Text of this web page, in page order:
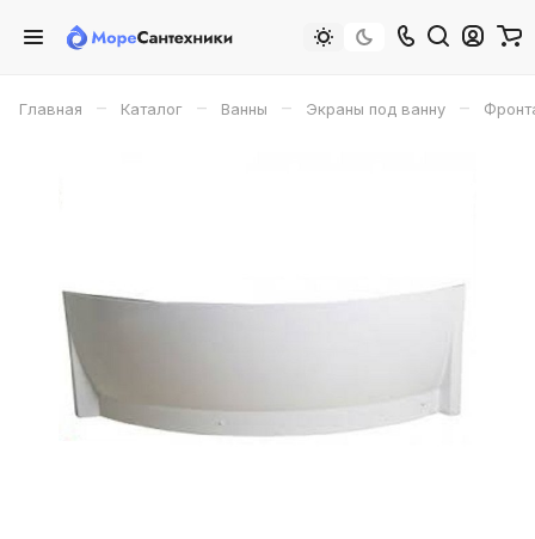
Главная – Каталог – Ванны – Экраны под ванну –